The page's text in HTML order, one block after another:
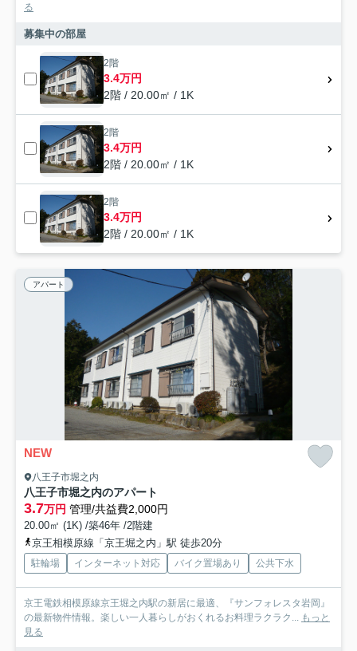
る
募集中の部屋
2階
3.4万円
2階 / 20.00㎡ / 1K
2階
3.4万円
2階 / 20.00㎡ / 1K
2階
3.4万円
2階 / 20.00㎡ / 1K
アパート
NEW
八王子市堀之内
八王子市堀之内のアパート
3.7万円 管理/共益費2,000円
20.00㎡ (1K) /築46年 /2階建
京王相模原線「京王堀之内」駅 徒歩20分
駐輪場 インターネット対応 バイク置場あり 公共下水
京王電鉄相模原線京王堀之内駅の新居に最適、『サンフォレスタ岩岡』
の最新物件情報。楽しい一人暮らしがおくれるお料理ラクラク...
もっと
見る